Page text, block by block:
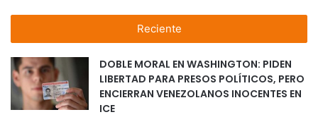
Reciente
DOBLE MORAL EN WASHINGTON: PIDEN
LIBERTAD PARA PRESOS POLÍTICOS, PERO
ENCIERRAN VENEZOLANOS INOCENTES EN
ICE